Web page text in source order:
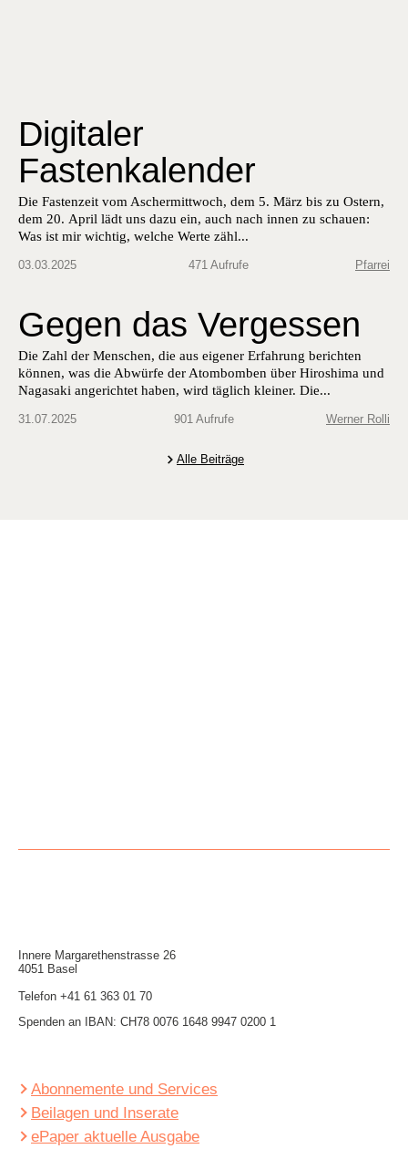
Digitaler
Fastenkalender
Die Fas­ten­zeit vom Ascher­mittwoch, dem 5. März bis zu Ostern,
dem 20. April lädt uns dazu ein, auch nach innen zu schauen:
Was ist mir wichtig, welche Werte zähl...
03.03.2025 471 Aufrufe Pfarrei
Gegen das Vergessen
Die Zahl der Menschen, die aus eigener Erfahrung berichten
können, was die Abwürfe der Atombomben ​über ­Hiroshima und
Nagasaki angerichtet haben, wird täglich kleiner. Die...
31.07.2025 901 Aufrufe Werner Rolli
Alle Beiträge
Innere Mar­garethen­strasse 26
4051 Basel
Telefon +41 61 363 01 70
Spenden an IBAN: CH78 0076 1648 9947 0200 1
Abonnemente und Services
Beilagen und Inserate
ePaper aktuelle Ausgabe